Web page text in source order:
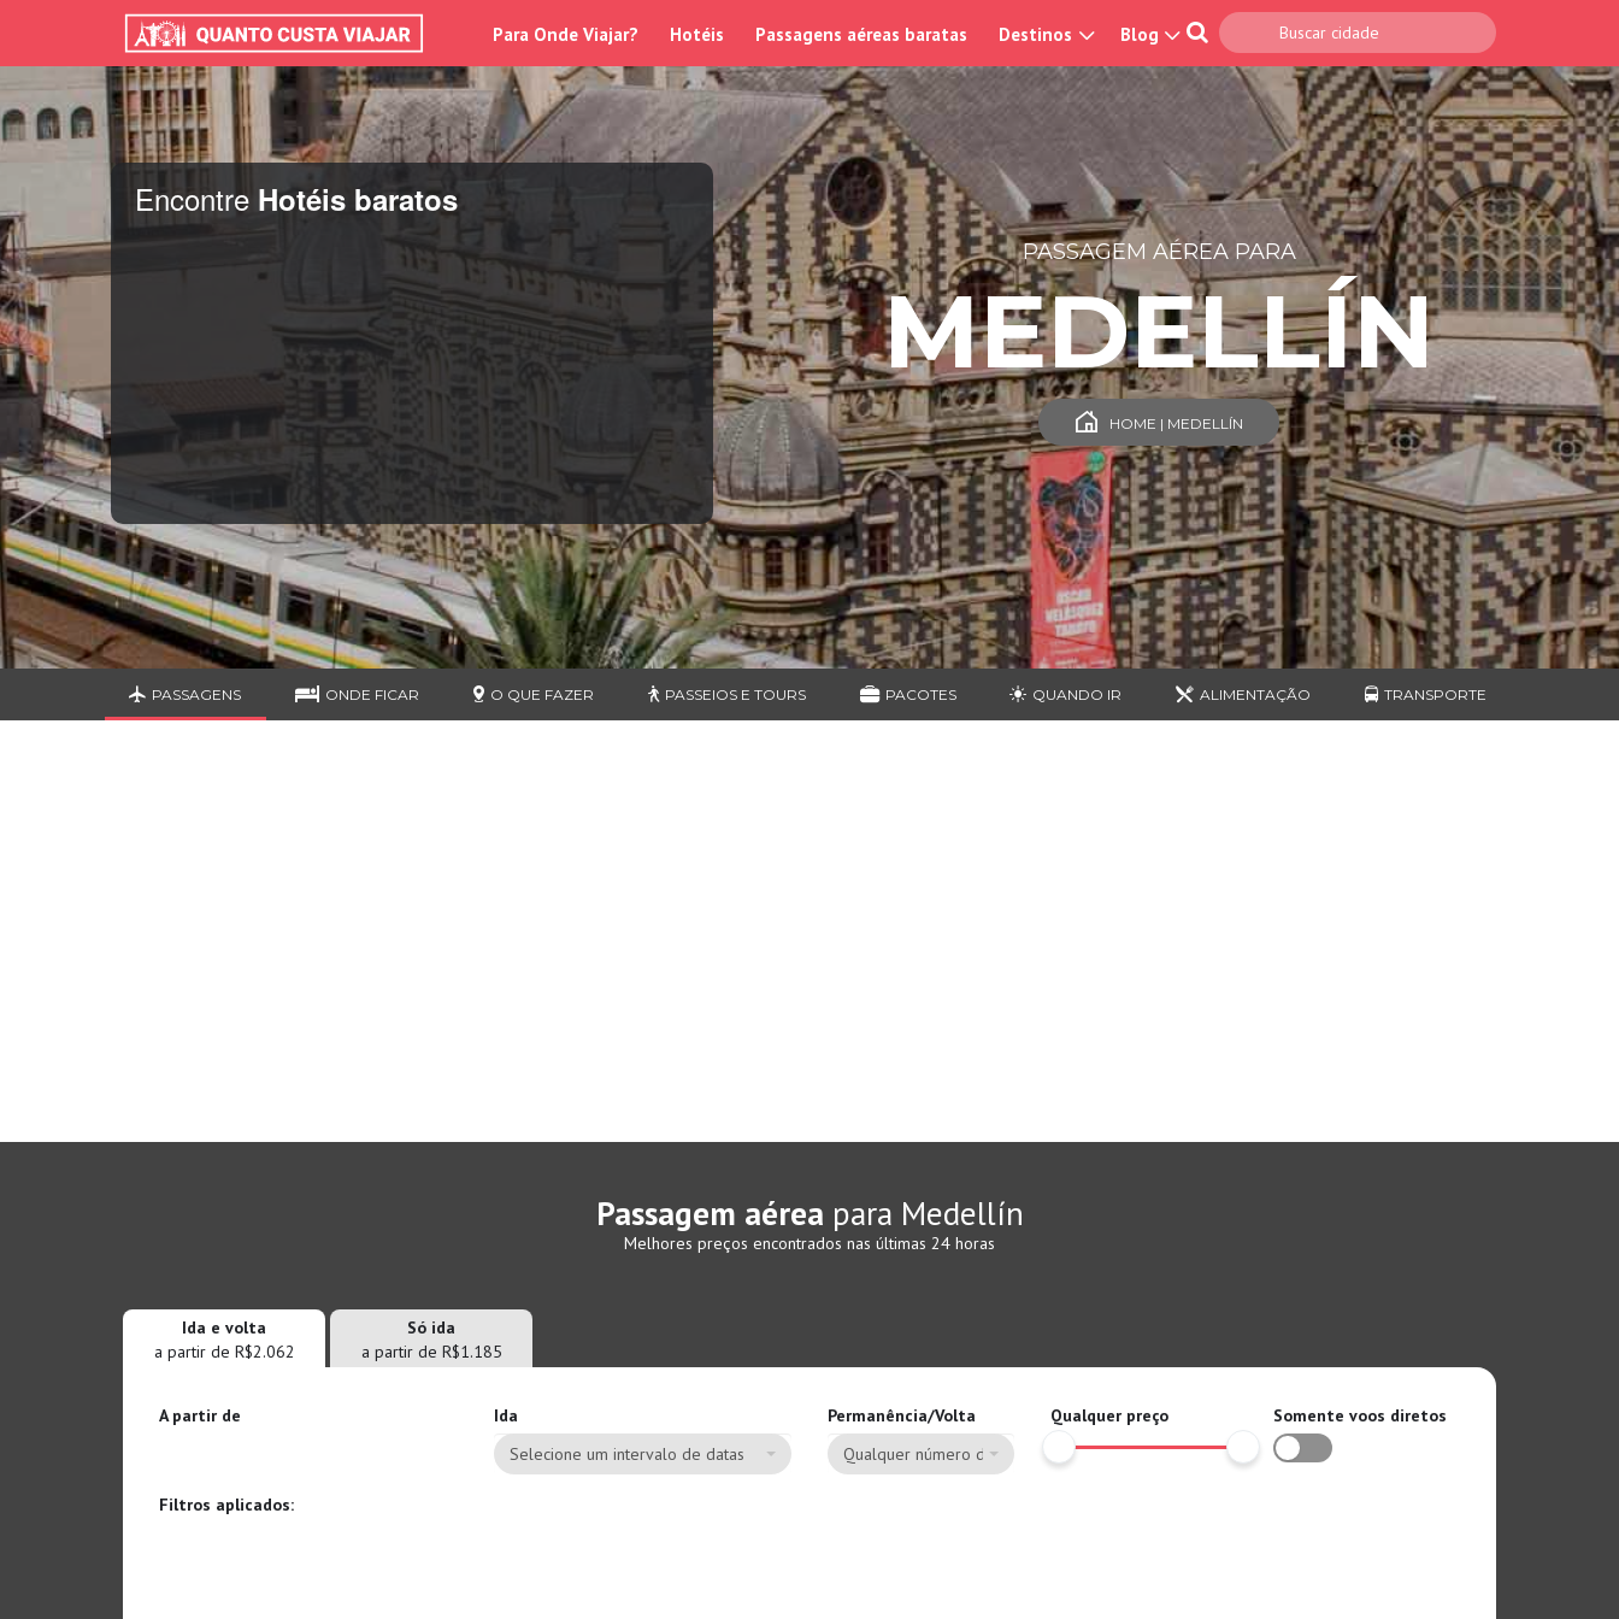
Para Onde Viajar? Hotéis Passagens aéreas baratas Destinos Blog
Encontre Hotéis baratos
PASSAGEM AÉREA PARA
MEDELLÍN
HOME | MEDELLÍN
PASSAGENS ONDE FICAR O QUE FAZER PASSEIOS E TOURS PACOTES QUANDO IR ALIMENTAÇÃO TRANSPORTE
Passagem aérea para Medellín
Melhores preços encontrados nas últimas 24 horas
Ida e volta
a partir de R$2.062
Só ida
a partir de R$1.185
A partir de Ida Permanência/Volta Qualquer preço
Somente voos diretos
Selecione um intervalo de datas
Qualquer número de dias
Filtros aplicados: